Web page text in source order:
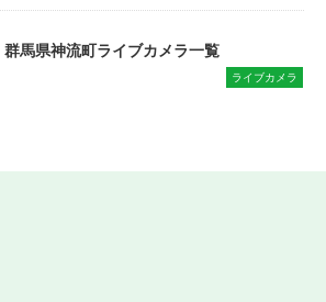
群馬県神流町ライブカメラ一覧
ライブカメラ